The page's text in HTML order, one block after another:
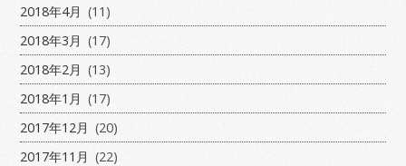
2018年4月 (11)
2018年3月 (17)
2018年2月 (13)
2018年1月 (17)
2017年12月 (20)
2017年11月 (22)